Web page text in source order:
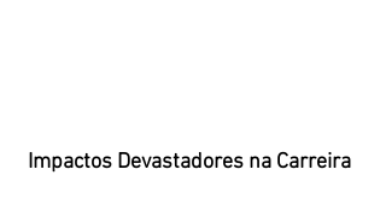
Impactos Devastadores na Carreira